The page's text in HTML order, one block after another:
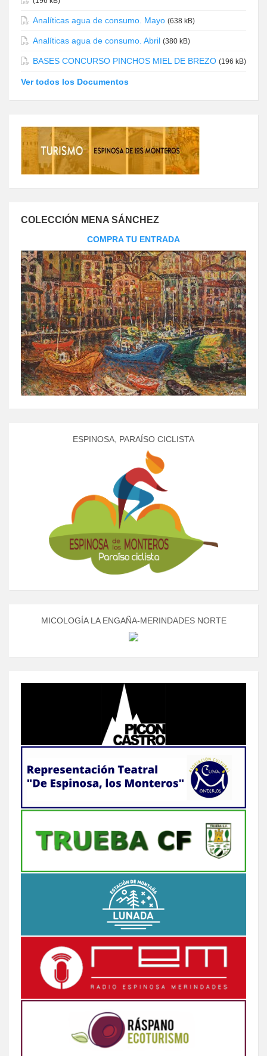
Analíticas agua de consumo. Mayo (638 kB)
Analíticas agua de consumo. Abril (380 kB)
BASES CONCURSO PINCHOS MIEL DE BREZO (196 kB)
Ver todos los Documentos
COLECCIÓN MENA SÁNCHEZ
COMPRA TU ENTRADA
ESPINOSA, PARAÍSO CICLISTA
MICOLOGÍA LA ENGAÑA-MERINDADES NORTE